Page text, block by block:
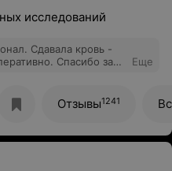
исследований
Сдавала кровь -
Еще
Отзывы1241